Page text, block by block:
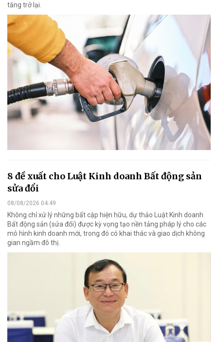
tăng trở lại.
8 đề xuất cho Luật Kinh doanh Bất động sản
sửa đổi
08/08/2026 04:49
Không chỉ xử lý những bất cập hiện hữu, dự thảo Luật Kinh doanh
Bất động sản (sửa đổi) được kỳ vọng tạo nền tảng pháp lý cho các
mô hình kinh doanh mới, trong đó có khai thác và giao dịch không
gian ngầm đô thị.